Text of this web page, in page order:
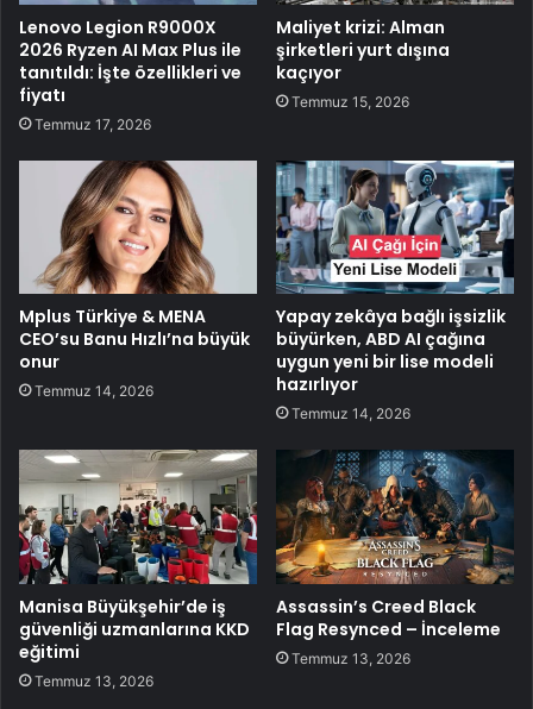
Lenovo Legion R9000X
2026 Ryzen AI Max Plus ile
tanıtıldı: İşte özellikleri ve
fiyatı
Temmuz 17, 2026
Maliyet krizi: Alman
şirketleri yurt dışına
kaçıyor
Temmuz 15, 2026
Mplus Türkiye & MENA
CEO’su Banu Hızlı’na büyük
onur
Temmuz 14, 2026
Yapay zekâya bağlı işsizlik
büyürken, ABD AI çağına
uygun yeni bir lise modeli
hazırlıyor
Temmuz 14, 2026
Manisa Büyükşehir’de iş
güvenliği uzmanlarına KKD
eğitimi
Temmuz 13, 2026
Assassin’s Creed Black
Flag Resynced – İnceleme
Temmuz 13, 2026